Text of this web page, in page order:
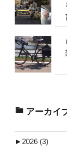
アーカイ
► 2026 (3)